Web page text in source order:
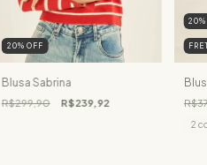
20% OFF
Blusa Sabrina
R$299,90 R$239,92
20
2